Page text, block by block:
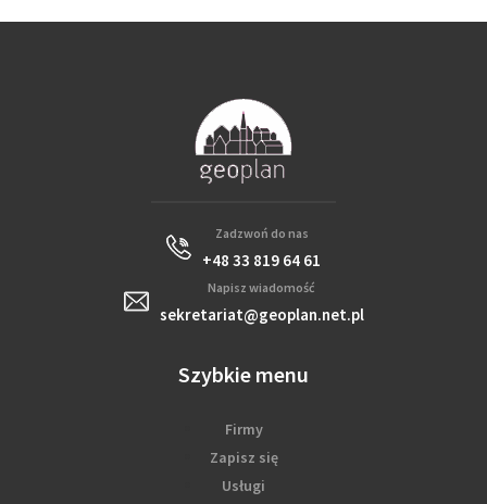
Zadzwoń do nas
+48 33 819 64 61
Napisz wiadomość
sekretariat@geoplan.net.pl
Szybkie menu
Firmy
Zapisz się
Usługi